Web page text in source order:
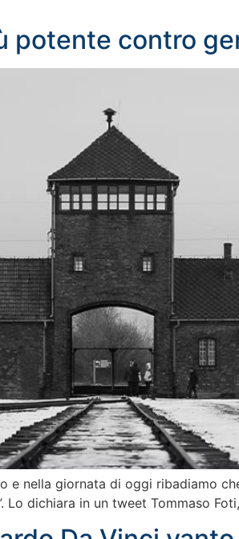
potente contro
nella giornata di oggi ribadiamo
dichiara in un tweet Tommaso